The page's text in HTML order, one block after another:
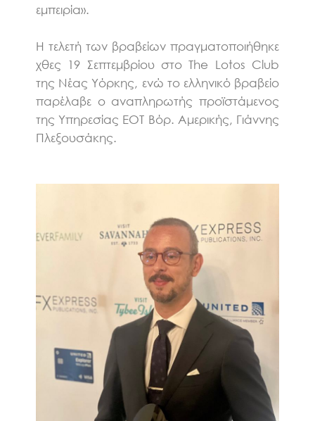
εμπειρία».
Η τελετή των βραβείων πραγματοποιήθηκε
χθες 19 Σεπτεμβρίου στο The Lotos Club
της Νέας Υόρκης, ενώ το ελληνικό βραβείο
παρέλαβε ο αναπληρωτής προϊστάμενος
της Υπηρεσίας ΕΟΤ Βόρ. Αμερικής, Γιάννης
Πλεξουσάκης.